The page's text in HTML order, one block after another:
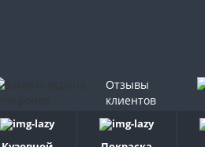
Отзывы
клиентов